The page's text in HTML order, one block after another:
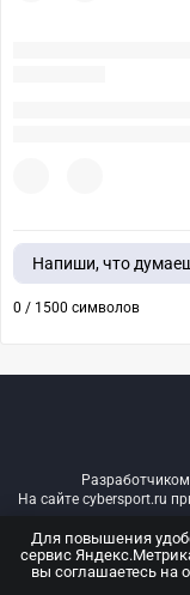
Напиши, что
0 / 1500 символов
На сайте cybersport.ru
© ООО
Для повышения
сервис
вы соглашаетесь на